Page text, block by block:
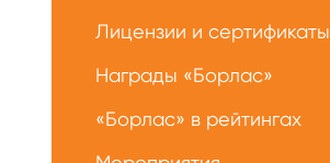
Лицензии и сертификаты
Награды «Борлас»
«Борлас» в рейтингах